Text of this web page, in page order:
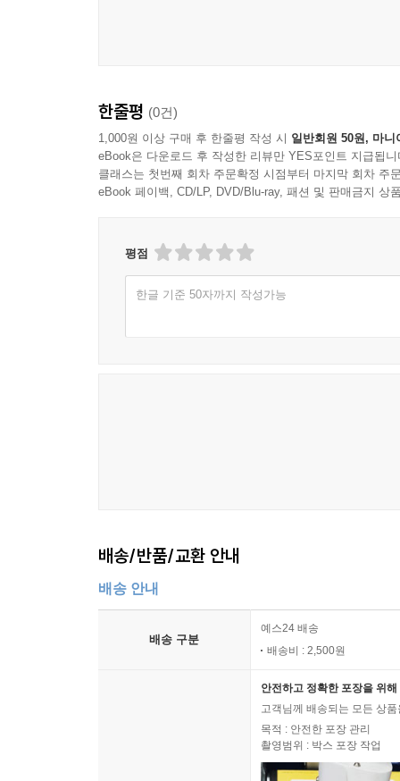
한줄평 (0건)
1,000원 이상 구매 후 한줄평 작성 시 일반회원 50원, 마니
eBook은 다운로드 후 작성한 리뷰만 YES포인트 지급됩니
클래스는 첫번째 회차 주문확정 시점부터 마지막 회차 주
eBook 페이백, CD/LP, DVD/Blu-ray, 패션 및 판매금지 상
평점
한글 기준 50자까지 작성가능
배송/반품/교환 안내
배송 안내
배송 구분
예스24 배송
배송비 : 2,500원
안전하고 정확한 포장을 위
고객님께 배송되는 모든 상
목적 : 안전한 포장 관리
촬영범위 : 박스 포장 작업